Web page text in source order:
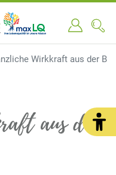
Wirkkraft aus der
aus der